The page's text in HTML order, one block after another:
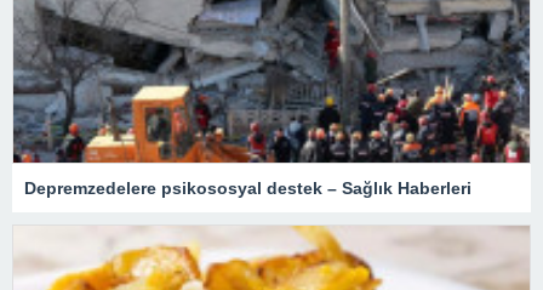
Depremzedelere psikososyal destek – Sağlık Haberleri